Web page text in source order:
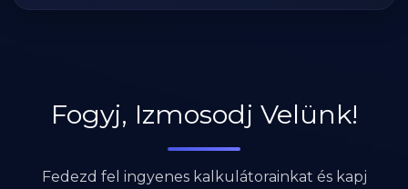
Fogyj, Izmosodj Velünk!
Fedezd fel ingyenes kalkulátorainkat és kapj